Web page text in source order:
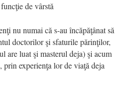
de vârstă
nu numai că s-au încăpăţânat să
doctorilor şi sfaturile părinţilor,
are luat şi masterul deja) şi acum
prin experienţa lor de viaţă deja